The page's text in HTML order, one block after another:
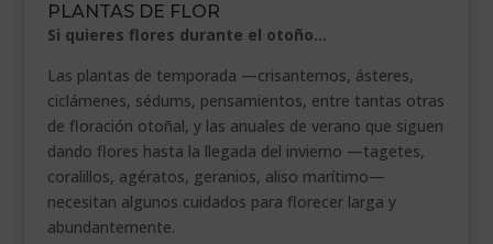
PLANTAS DE FLOR
Si quieres flores durante el otoño…
Las plantas de temporada —crisantemos, ásteres,
ciclámenes, sédums, pensamientos, entre tantas otras
de floración otoñal, y las anuales de verano que siguen
dando flores hasta la llegada del invierno —tagetes,
coralillos, agératos, geranios, aliso marítimo—
necesitan algunos cuidados para florecer larga y
abundantemente.